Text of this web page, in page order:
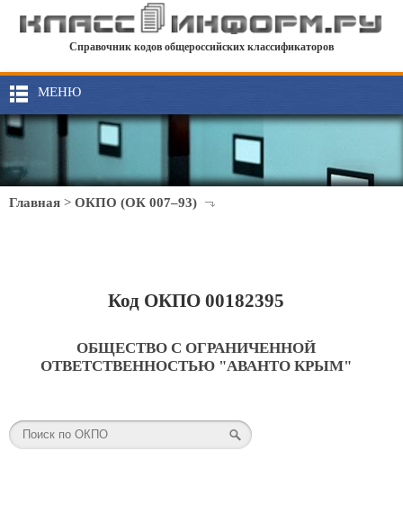
Справочник кодов общероссийских классификаторов
МЕНЮ
Главная > ОКПО (ОК 007–93)
Код ОКПО 00182395
ОБЩЕСТВО С ОГРАНИЧЕННОЙ
ОТВЕТСТВЕННОСТЬЮ "АВАНТО КРЫМ"